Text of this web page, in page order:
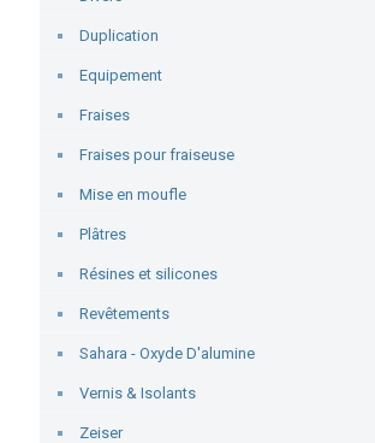
Duplication
Equipement
Fraises
Fraises pour fraiseuse
Mise en moufle
Plâtres
Résines et silicones
Revêtements
Sahara - Oxyde D'alumine
Vernis & Isolants
Zeiser